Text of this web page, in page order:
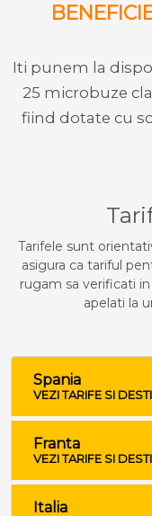
Iti punem la
25 microbuze
fiind dotate cu
Tarifele sunt
asigura ca tariful
rugam sa verificati
apelati la
Spania
VEZI TARIFE SI
Franta
VEZI TARIFE SI
Italia